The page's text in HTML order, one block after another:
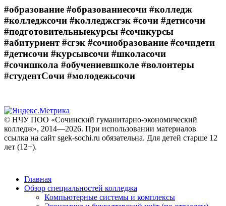
#образование #образованиесочи #колледж
#колледжсочи #колледжсгэк #сочи #детисочи
#подготовительныекурсы #сочикурсы
#абитуриент #сгэк #сочиобразование #сочидети
#детисочи #курсывсочи #школасочи
#сочишкола #обучениевшколе #волонтеры
#студентСочи #молодежьсочи
© НЧУ ПОО «Сочинский гуманитарно-экономический
колледж», 2014—2026. При использовании материалов
ссылка на сайт sgek-sochi.ru обязательна. Для детей старше 12
лет (12+).
Главная
Обзор специальностей колледжа
Компьютерные системы и комплексы